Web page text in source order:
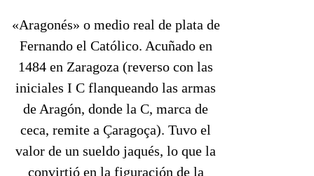
«Aragonés» o medio real de plata de
Fernando el Católico. Acuñado en
1484 en Zaragoza (reverso con las
iniciales I C flanqueando las armas
de Aragón, donde la C, marca de
ceca, remite a Çaragoça). Tuvo el
valor de un sueldo jaqués, lo que la
convirtió en la figuración de la